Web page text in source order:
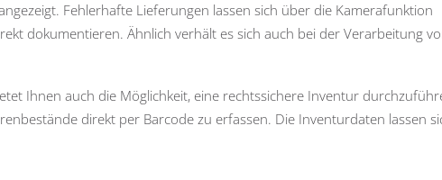
Fehlerhafte Lieferungen lassen sich über die Kamerafunktion
dokumentieren. Ähnlich verhält es sich auch bei der Verarbeitung
Ihnen auch die Möglichkeit, eine rechtssichere Inventur
direkt per Barcode zu erfassen. Die Inventurdaten lassen